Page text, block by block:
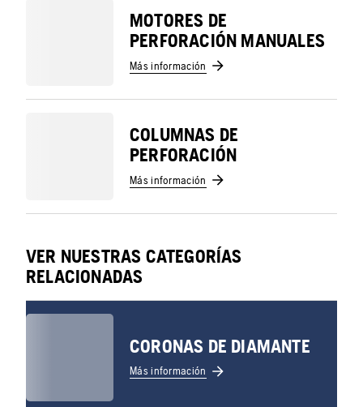
MOTORES DE
PERFORACIÓN MANUALES
Más información
COLUMNAS DE
PERFORACIÓN
Más información
VER NUESTRAS CATEGORÍAS
RELACIONADAS
CORONAS DE DIAMANTE
Más información